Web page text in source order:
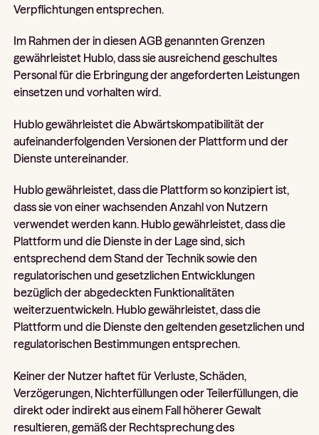
Verpflichtungen entsprechen.
Im Rahmen der in diesen AGB genannten Grenzen
gewährleistet Hublo, dass sie ausreichend geschultes
Personal für die Erbringung der angeforderten Leistungen
einsetzen und vorhalten wird.
Hublo gewährleistet die Abwärtskompatibilität der
aufeinanderfolgenden Versionen der Plattform und der
Dienste untereinander.
Hublo gewährleistet, dass die Plattform so konzipiert ist,
dass sie von einer wachsenden Anzahl von Nutzern
verwendet werden kann. Hublo gewährleistet, dass die
Plattform und die Dienste in der Lage sind, sich
entsprechend dem Stand der Technik sowie den
regulatorischen und gesetzlichen Entwicklungen
bezüglich der abgedeckten Funktionalitäten
weiterzuentwickeln. Hublo gewährleistet, dass die
Plattform und die Dienste den geltenden gesetzlichen und
regulatorischen Bestimmungen entsprechen.
Keiner der Nutzer haftet für Verluste, Schäden,
Verzögerungen, Nichterfüllungen oder Teilerfüllungen, die
direkt oder indirekt aus einem Fall höherer Gewalt
resultieren, gemäß der Rechtsprechung des